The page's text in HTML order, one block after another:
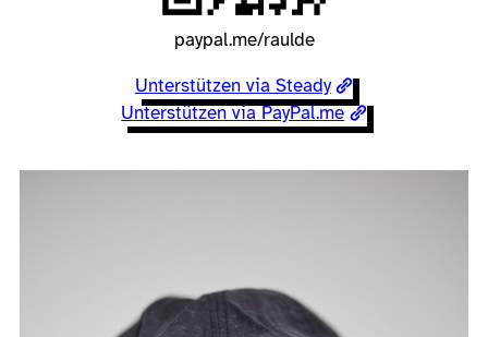
paypal.me/raulde
Unterstützen via Steady
Unterstützen via PayPal.me